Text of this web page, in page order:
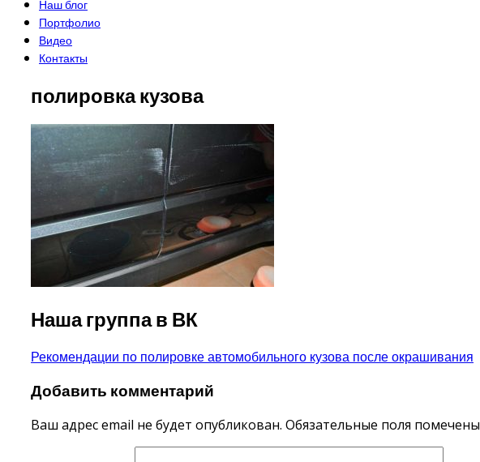
Наш блог
Портфолио
Видео
Контакты
полировка кузова
Наша группа в ВК
Навигация
по
Рекомендации по полировке автомобильного кузова после окрашивания
Добавить комментарий
Ваш адрес email не будет опубликован. Обязательные поля помечены